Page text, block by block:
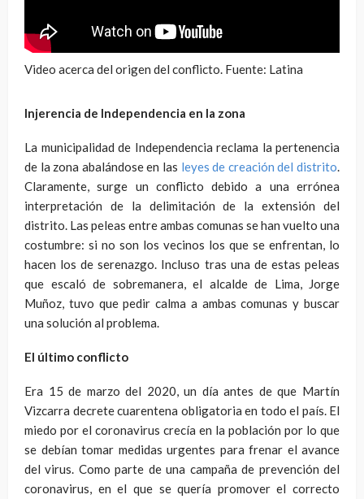
Video acerca del origen del conflicto. Fuente: Latina
Injerencia de Independencia en la zona
La municipalidad de Independencia reclama la pertenencia
de la zona abalándose en las leyes de creación del distrito.
Claramente, surge un conflicto debido a una errónea
interpretación de la delimitación de la extensión del
distrito. Las peleas entre ambas comunas se han vuelto una
costumbre: si no son los vecinos los que se enfrentan, lo
hacen los de serenazgo. Incluso tras una de estas peleas
que escaló de sobremanera, el alcalde de Lima, Jorge
Muñoz, tuvo que pedir calma a ambas comunas y buscar
una solución al problema.
El último conflicto
Era 15 de marzo del 2020, un día antes de que Martín
Vizcarra decrete cuarentena obligatoria en todo el país. El
miedo por el coronavirus crecía en la población por lo que
se debían tomar medidas urgentes para frenar el avance
del virus. Como parte de una campaña de prevención del
coronavirus, en el que se quería promover el correcto